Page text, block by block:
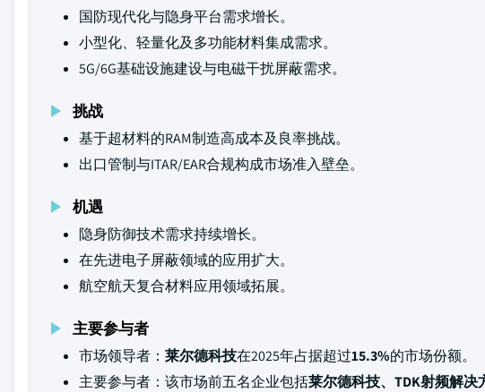
国防现代化与隐身平台需求增长。
小型化、轻量化及多功能材料集成需求。
5G/6G基础设施建设与电磁干扰屏蔽需求。
挑战
基于超材料的RAM制造高成本及良率挑战。
出口管制与ITAR/EAR合规构成市场准入壁垒。
机遇
隐身防御技术需求持续增长。
在先进电子屏蔽领域的应用扩大。
航空航天复合材料应用领域拓展。
主要参与者
市场领导者： 莱尔德科技在2025年占据超过15.3%的市场份额。
主要参与者：该市场前五名企业包括莱尔德科技、TDK射频解决